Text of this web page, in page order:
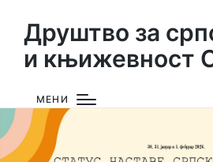
Друштво за
и књижевност
МЕНИ